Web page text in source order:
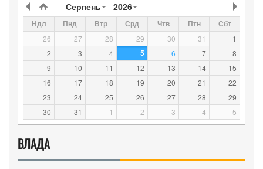
Серпень 2026
Ндл Пнд Втр Срд Чтв Птн Сбт
26 27 28 29 30 31
1
2
3 4 5 6 7
8
9
10 11 12 13 14
15
16
17 18 19 20 21
22
23
24 25 26 27 28
29
30
31 1 2 3 4 5
ВЛАДА